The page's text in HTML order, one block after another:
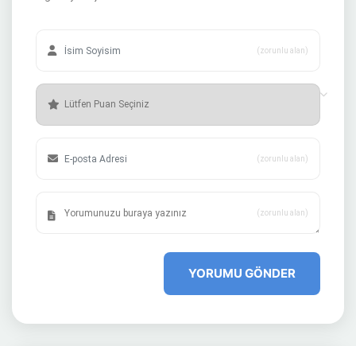
(zorunlu alan)
(zorunlu alan)
(zorunlu alan)
YORUMU GÖNDER